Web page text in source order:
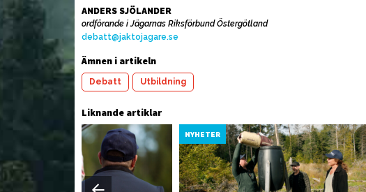
ANDERS SJÖLANDER
ordförande i Jägarnas Riksförbund Östergötland
debatt@jaktojagare.se
Ämnen i artikeln
Debatt Utbildning
Liknande artiklar
NYHETER